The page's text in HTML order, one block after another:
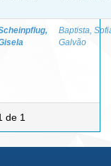
Baptista,
Galvão
de 1